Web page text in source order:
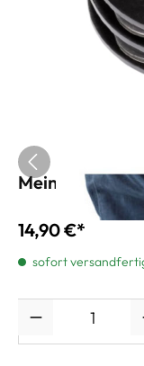
Meinl Fuß
14,90 €*
sofort